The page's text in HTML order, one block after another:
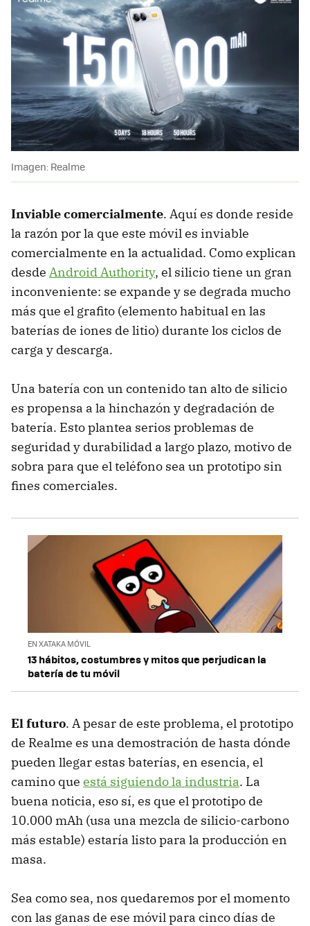
Imagen: Realme
Inviable comercialmente. Aquí es donde reside
la razón por la que este móvil es inviable
comercialmente en la actualidad. Como explican
desde Android Authority, el silicio tiene un gran
inconveniente: se expande y se degrada mucho
más que el grafito (elemento habitual en las
baterías de iones de litio) durante los ciclos de
carga y descarga.
Una batería con un contenido tan alto de silicio
es propensa a la hinchazón y degradación de
batería. Esto plantea serios problemas de
seguridad y durabilidad a largo plazo, motivo de
sobra para que el teléfono sea un prototipo sin
fines comerciales.
EN XATAKA MÓVIL
13 hábitos, costumbres y mitos que perjudican la
batería de tu móvil
El futuro. A pesar de este problema, el prototipo
de Realme es una demostración de hasta dónde
pueden llegar estas baterías, en esencia, el
camino que está siguiendo la industria. La
buena noticia, eso sí, es que el prototipo de
10.000 mAh (usa una mezcla de silicio-carbono
más estable) estaría listo para la producción en
masa.
Sea como sea, nos quedaremos por el momento
con las ganas de ese móvil para cinco días de